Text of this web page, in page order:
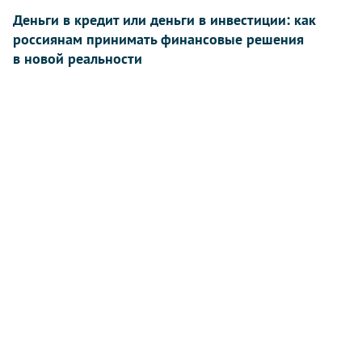
Деньги в кредит или деньги в инвестиции: как
россиянам принимать финансовые решения
в новой реальности